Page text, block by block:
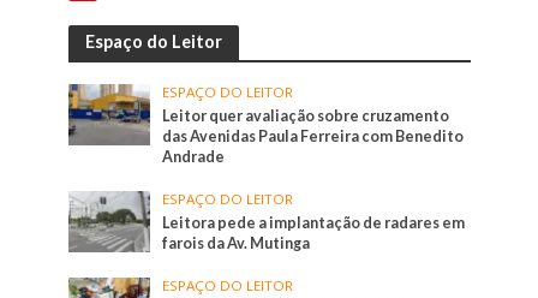
Espaço do Leitor
ESPAÇO DO LEITOR
Leitor quer avaliação sobre cruzamento
das Avenidas Paula Ferreira com Benedito
Andrade
ESPAÇO DO LEITOR
Leitora pede a implantação de radares em
farois da Av. Mutinga
ESPAÇO DO LEITOR